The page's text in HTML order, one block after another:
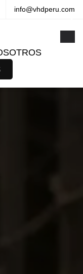
info@vhdperu.com